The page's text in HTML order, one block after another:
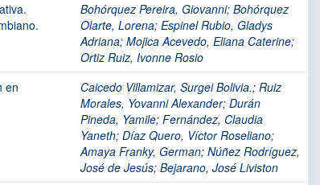
Bohórquez Pereira, Giovanni; Bohórquez
Olarte, Lorena; Espinel Rubio, Gladys
Adriana; Mojica Acevedo, Eliana Caterine;
Ortiz Ruiz, Ivonne Rosio
en
Caicedo Villamizar, Surgei Bolivia.; Ruiz
Morales, Yovanni Alexander; Durán
Pineda, Yamile; Fernández, Claudia
Yaneth; Díaz Quero, Víctor Roseliano;
Amaya Franky, German; Núñez Rodríguez,
José de Jesús; Bejarano, José Liviston